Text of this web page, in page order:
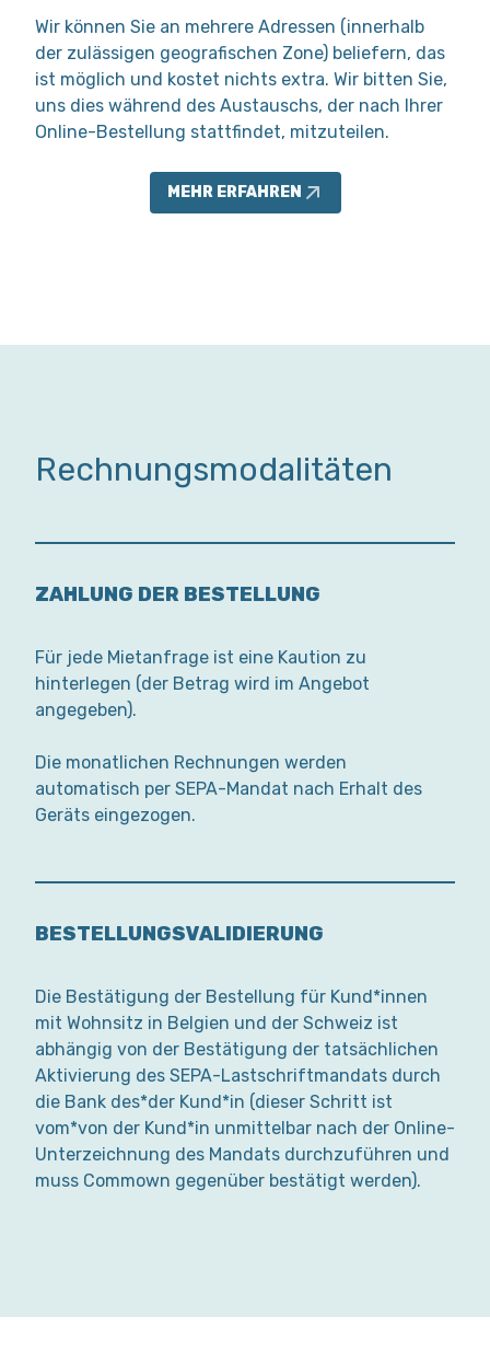
Wir können Sie an mehrere Adressen (innerhalb
der zulässigen geografischen Zone) beliefern, das
ist möglich und kostet nichts extra. Wir bitten Sie,
uns dies während des Austauschs, der nach Ihrer
Online-Bestellung stattfindet, mitzuteilen.
MEHR ERFAHREN
Rechnungsmodalitäten
ZAHLUNG DER BESTELLUNG
Für jede Mietanfrage ist eine Kaution zu
hinterlegen (der Betrag wird im Angebot
angegeben).
Die monatlichen Rechnungen werden
automatisch per SEPA-Mandat nach Erhalt des
Geräts eingezogen.
BESTELLUNGSVALIDIERUNG
Die Bestätigung der Bestellung für Kund*innen
mit Wohnsitz in Belgien und der Schweiz ist
abhängig von der Bestätigung der tatsächlichen
Aktivierung des SEPA-Lastschriftmandats durch
die Bank des*der Kund*in (dieser Schritt ist
vom*von der Kund*in unmittelbar nach der Online-
Unterzeichnung des Mandats durchzuführen und
muss Commown gegenüber bestätigt werden).